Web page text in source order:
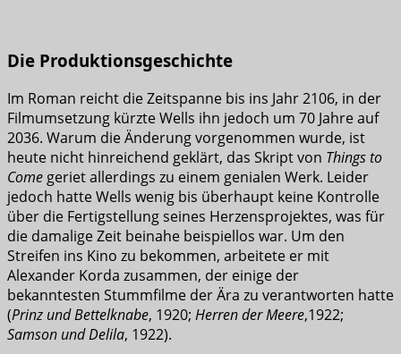
Die Produktionsgeschichte
Im Roman reicht die Zeitspanne bis ins Jahr 2106, in der
Filmumsetzung kürzte Wells ihn jedoch um 70 Jahre auf
2036. Warum die Änderung vorgenommen wurde, ist
heute nicht hinreichend geklärt, das Skript von Things to
Come geriet allerdings zu einem genialen Werk. Leider
jedoch hatte Wells wenig bis überhaupt keine Kontrolle
über die Fertigstellung seines Herzensprojektes, was für
die damalige Zeit beinahe beispiellos war. Um den
Streifen ins Kino zu bekommen, arbeitete er mit
Alexander Korda zusammen, der einige der
bekanntesten Stummfilme der Ära zu verantworten hatte
(Prinz und Bettelknabe, 1920; Herren der Meere,1922;
Samson und Delila, 1922).